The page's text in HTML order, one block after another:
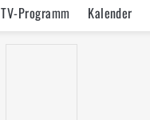
TV-Programm
Kalender